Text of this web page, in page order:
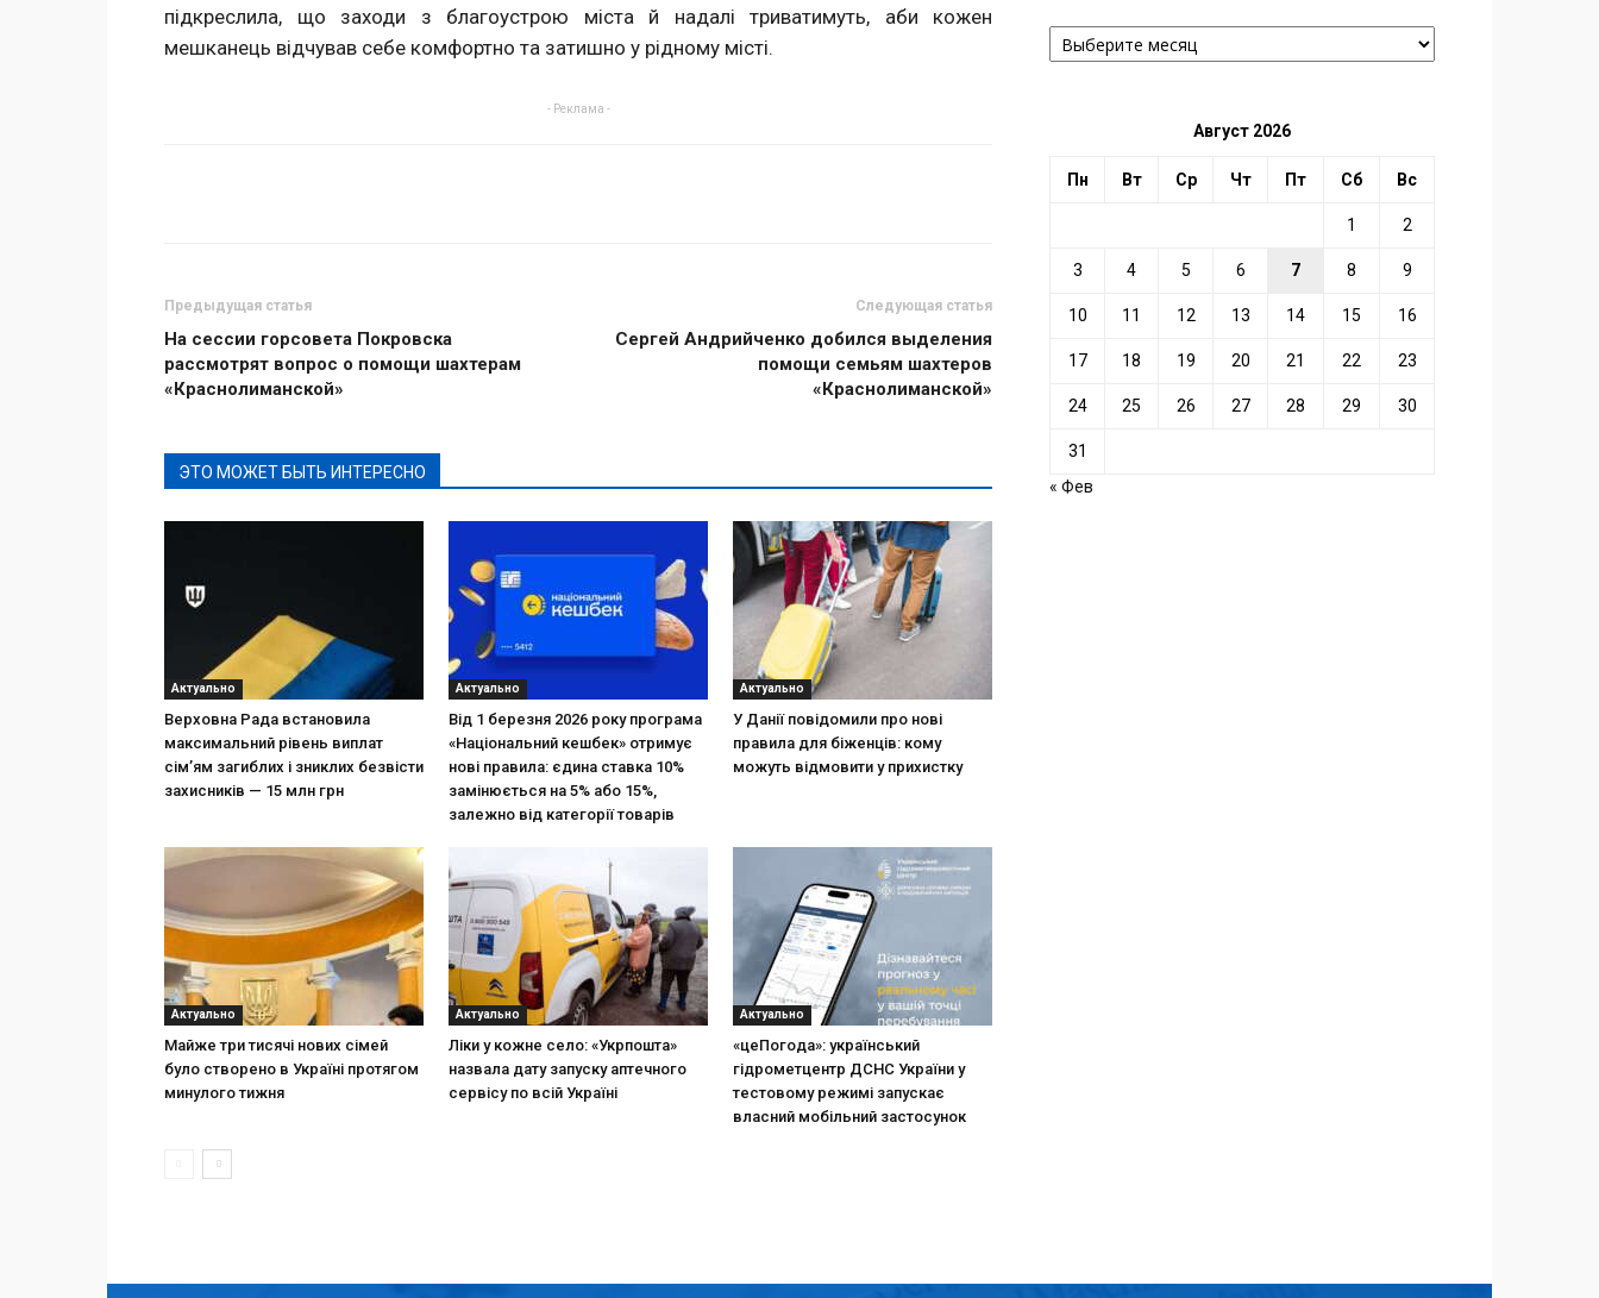
підкреслила, що заходи з благоустрою міста й надалі триватимуть, аби кожен
мешканець відчував себе комфортно та затишно у рідному місті.
- Реклама -
Предыдущая статья
На сессии горсовета Покровска
рассмотрят вопрос о помощи шахтерам
«Краснолиманской»
Следующая статья
Сергей Андрийченко добился выделения
помощи семьям шахтеров
«Краснолиманской»
ЭТО МОЖЕТ БЫТЬ ИНТЕРЕСНО
Актуально
Верховна Рада встановила
максимальний рівень виплат
сім’ям загиблих і зниклих безвісти
захисників — 15 млн грн
Актуально
Від 1 березня 2026 року програма
«Національний кешбек» отримує
нові правила: єдина ставка 10%
замінюється на 5% або 15%,
залежно від категорії товарів
Актуально
У Данії повідомили про нові
правила для біженців: кому
можуть відмовити у прихистку
Актуально
Майже три тисячі нових сімей
було створено в Україні протягом
минулого тижня
Актуально
Ліки у кожне село: «Укрпошта»
назвала дату запуску аптечного
сервісу по всій Україні
Актуально
«цеПогода»: український
гідрометцентр ДСНС України у
тестовому режимі запускає
власний мобільний застосунок
АРХИВ
ПО
Август 2026
Пн Вт Ср Чт Пт Сб Вс
1 2
3 4 5 6 7 8 9
10 11 12 13 14 15 16
17 18 19 20 21 22 23
24 25 26 27 28 29 30
31
« Фев